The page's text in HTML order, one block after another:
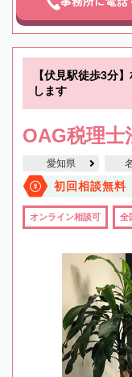
【伏見駅徒歩3分
します
OAG税理士
愛知県
初回相談無料
オンライン相談可 全